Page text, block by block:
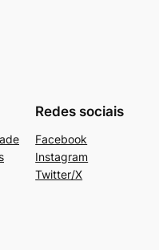
Redes sociais
Facebook
Instagram
Twitter/X